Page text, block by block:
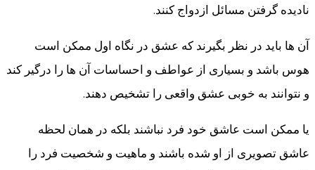
نادیده گرفتن مسائل ازدواج کنند.
آن ها باید در نظر بگیرند که عشق در نگاه اول ممکن است
هوس باشد و بسیاری از عواطف و احساسات آن ها را درگیر کند
و نتوانند به خوبی عشق واقعی را تشخیص دهند.
یا ممکن است عاشق خود فرد نباشند بلکه در همان لحظه
عاشق تصویری از او شده باشند و ماهیت و شخصیت فرد را